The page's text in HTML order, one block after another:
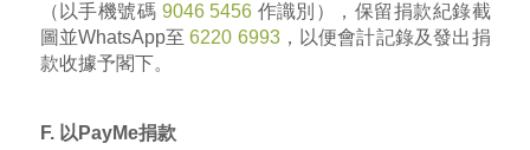
（以手機號碼 9046 5456 作識別），保留捐款紀錄截
圖並WhatsApp至 6220 6993，以便會計記錄及發出捐
款收據予閣下。
F. 以 PayMe捐款